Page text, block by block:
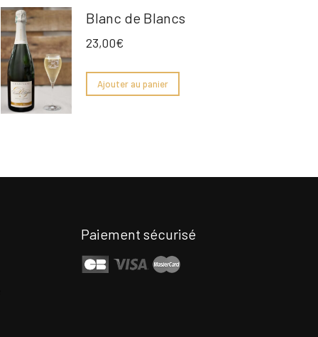
Blanc de Blancs
23,00€
Ajouter au panier
Paiement sécurisé